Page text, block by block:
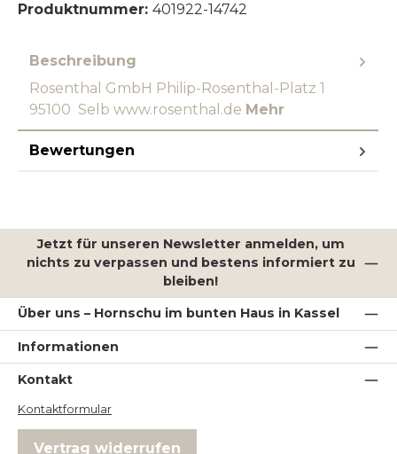
Produktnummer: 401922-14742
Beschreibung
Rosenthal GmbH Philip-Rosenthal-Platz 1
95100 Selb www.rosenthal.de Mehr
Bewertungen
Jetzt für unseren Newsletter anmelden, um
nichts zu verpassen und bestens informiert zu
bleiben!
Über uns – Hornschu im bunten Haus in Kassel
Informationen
Kontakt
Kontaktformular
Vertrag widerrufen